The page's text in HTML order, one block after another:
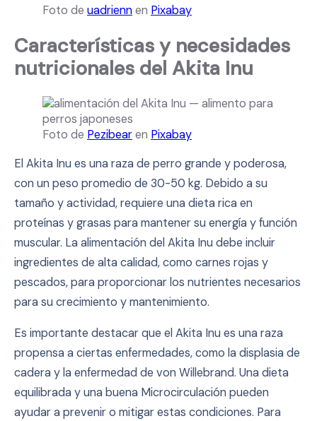
Foto de uadriennen Pixabay
Características y necesidades
nutricionales del Akita Inu
Foto de Pezibearen Pixabay
El Akita Inu es una raza de perro grande y poderosa,
con un peso promedio de 30-50 kg. Debido a su
tamaño y actividad, requiere una dieta rica en
proteínas y grasas para mantener su energía y función
muscular. La alimentación del Akita Inu debe incluir
ingredientes de alta calidad, como carnes rojas y
pescados, para proporcionar los nutrientes necesarios
para su crecimiento y mantenimiento.
Es importante destacar que el Akita Inu es una raza
propensa a ciertas enfermedades, como la displasia de
cadera y la enfermedad de von Willebrand. Una dieta
equilibrada y una buena Microcirculación pueden
ayudar a prevenir o mitigar estas condiciones. Para